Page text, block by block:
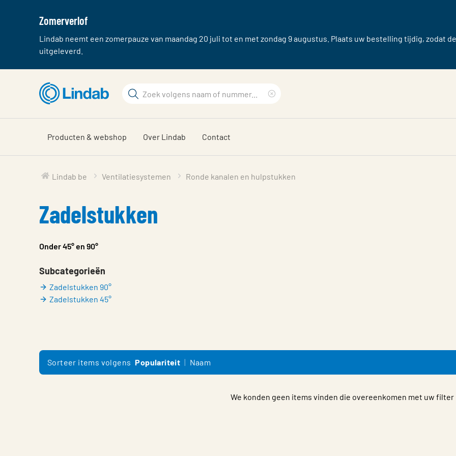
Zomerverlof
Lindab neemt een zomerpauze van maandag 20 juli tot en met zondag 9 augustus. Plaats uw bestelling tijdig, zodat
uitgeleverd.
hoofdinhoud
Zoek
Producten & webshop Over Lindab Contact
Lindab be Ventilatiesystemen Ronde kanalen en hulpstukken
Zadelstukken
Onder 45° en 90°
Subcategorieën
Zadelstukken 90°
Zadelstukken 45°
Sorteer items volgens Populariteit Naam
We konden geen items vinden die overeenkomen met uw filter